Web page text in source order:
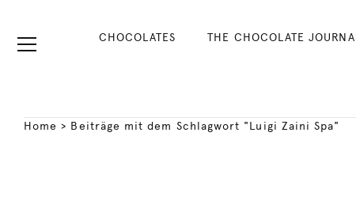
CHOCOLATES THE CHOCOLATE
Home > Beiträge mit dem Schlagwort "Luigi Zaini Spa"